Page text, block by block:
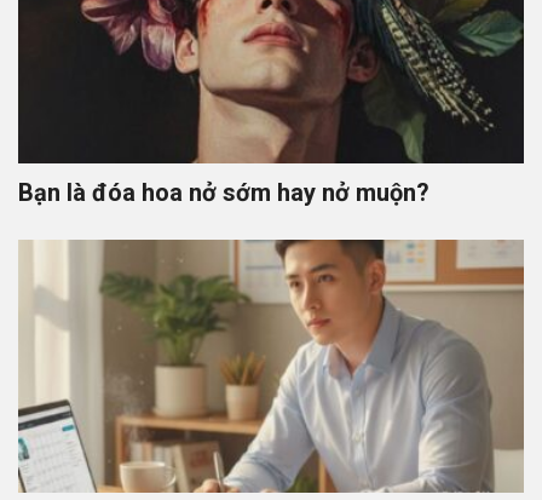
Bạn là đóa hoa nở sớm hay nở muộn?